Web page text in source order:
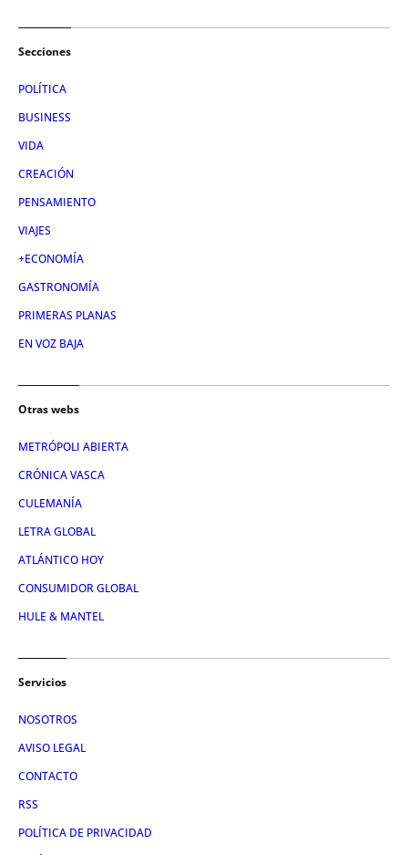
Secciones
POLÍTICA
BUSINESS
VIDA
CREACIÓN
PENSAMIENTO
VIAJES
+ECONOMÍA
GASTRONOMÍA
PRIMERAS PLANAS
EN VOZ BAJA
Otras webs
METRÓPOLI ABIERTA
CRÓNICA VASCA
CULEMANÍA
LETRA GLOBAL
ATLÁNTICO HOY
CONSUMIDOR GLOBAL
HULE & MANTEL
Servicios
NOSOTROS
AVISO LEGAL
CONTACTO
RSS
POLÍTICA DE PRIVACIDAD